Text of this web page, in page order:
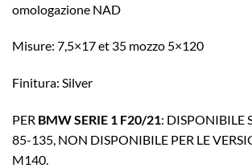
omologazione NAD
Misure: 7,5×17 et 35 mozzo 5×120
Finitura: Silver
PER BMW SERIE 1 F20/21: DISPONIBILE
85-135, NON DISPONIBILE PER LE
M140.